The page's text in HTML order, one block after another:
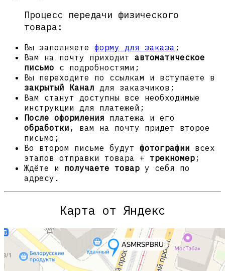
Процесс передачи физического
товара:
Вы заполняете форму для заказа ;
Вам на почту приходит автоматическое
письмо с подробностями;
Вы переходите по ссылкам и вступаете в
закрытый Канал для заказчиков;
Вам станут доступны все необходимые
инструкции для платежей;
После оформления платежа и его
обработки , вам на почту придет второе
письмо;
Во втором письме будут фотографии всех
этапов отправки товара + трекномер ;
Ждёте и получаете товар у себя по
адресу.
Карта от Яндекс